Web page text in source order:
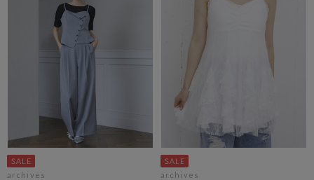
archives archives